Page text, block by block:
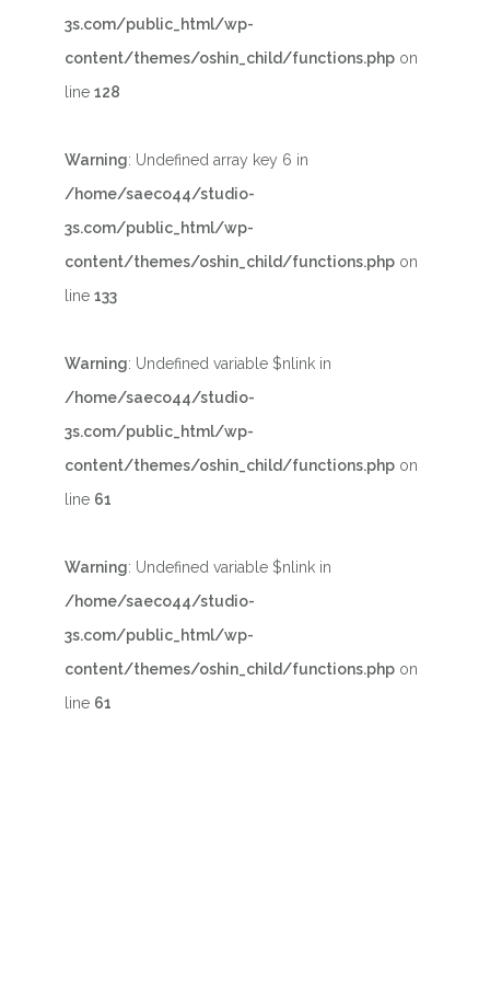
3s.com/public_html/wp-
content/themes/oshin_child/functions.php on
line 128
Warning: Undefined array key 6 in
/home/saeco44/studio-
3s.com/public_html/wp-
content/themes/oshin_child/functions.php on
line 133
Warning: Undefined variable $nlink in
/home/saeco44/studio-
3s.com/public_html/wp-
content/themes/oshin_child/functions.php on
line 61
Warning: Undefined variable $nlink in
/home/saeco44/studio-
3s.com/public_html/wp-
content/themes/oshin_child/functions.php on
line 61